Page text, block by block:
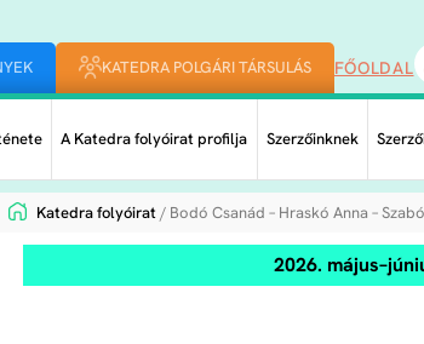
KATEDRA POLGÁRI TÁRSULÁS FŐOLDAL
A Katedra folyóirat profilja Szerzőinknek
Katedra folyóirat/ Bodó Csanád – Hraskó Anna –
2026.